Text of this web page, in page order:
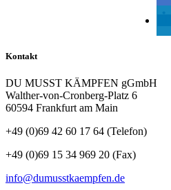
Kontakt
DU MUSST KÄMPFEN gGmbH
Walther-von-Cronberg-Platz 6
60594 Frankfurt am Main
+49 (0)69 42 60 17 64 (Telefon)
+49 (0)69 15 34 969 20 (Fax)
info@dumusstkaempfen.de